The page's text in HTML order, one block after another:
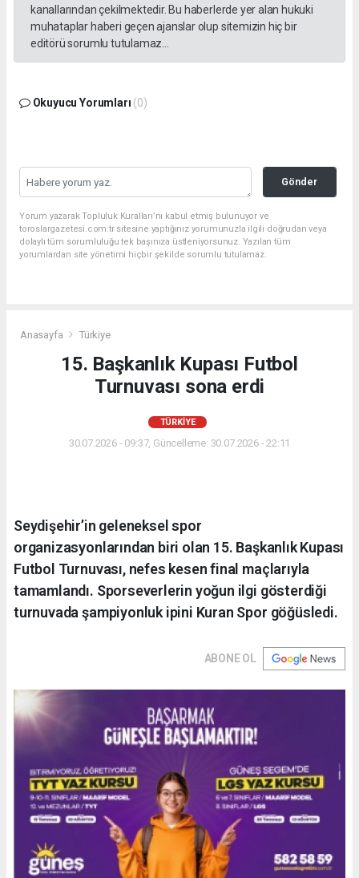
kanallarından çekilmektedir. Bu haberlerde yer alan hukuki
muhataplar haberi geçen ajanslar olup sitemizin hiç bir
editörü sorumlu tutulamaz...
Okuyucu Yorumları (0)
Gönder
Yorum yazarak Topluluk Kuralları’nı kabul etmiş bulunuyor ve
toroslargazetesi.com.tr sitesine yaptığınız yorumunuzla ilgili doğrudan veya
dolaylı tüm sorumluluğu tek başınıza üstleniyorsunuz. Yazılan tüm
yorumlardan site yönetimi hiçbir şekilde sorumlu tutulamaz.
Anasayfa Türkiye
15. Başkanlık Kupası Futbol
Turnuvası sona erdi
TÜRKIYE
30.07.2026 - 09:37, Güncelleme: 30.07.2026 - 22:11
Seydişehir’in geleneksel spor
organizasyonlarından biri olan 15. Başkanlık Kupası
Futbol Turnuvası, nefes kesen final maçlarıyla
tamamlandı. Sporseverlerin yoğun ilgi gösterdiği
turnuvada şampiyonluk ipini Kuran Spor göğüsledi.
ABONE OL